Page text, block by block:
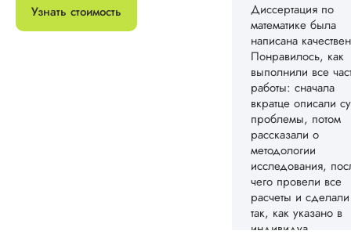
Узнать стоимость
Диссертация по
математике была
написана
Понравилось, как
выполнили все
работы: сначала
вкратце описали
проблемы, потом
рассказали о
методологии
исследования,
чего провели все
расчеты и
так, как указано в
индивидуа...